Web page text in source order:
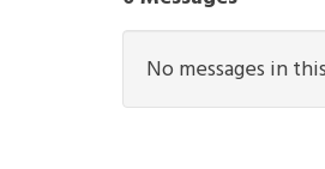
No messages in